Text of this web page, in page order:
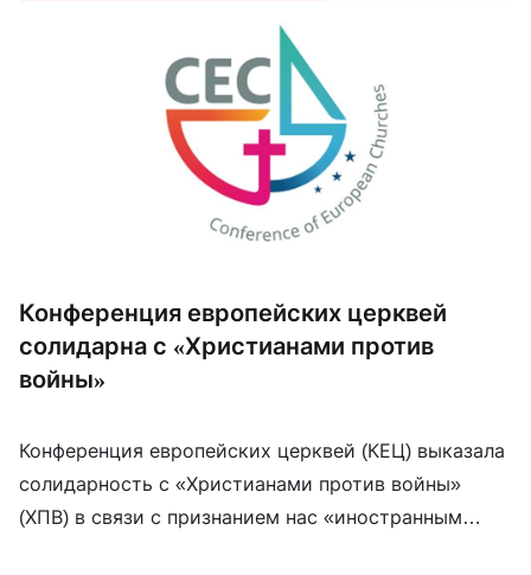
Конференция европейских церквей
солидарна с «Христианами против
войны»
Конференция европейских церквей (КЕЦ) выказала
солидарность с «Христианами против войны»
(ХПВ) в связи с признанием нас «иностранным